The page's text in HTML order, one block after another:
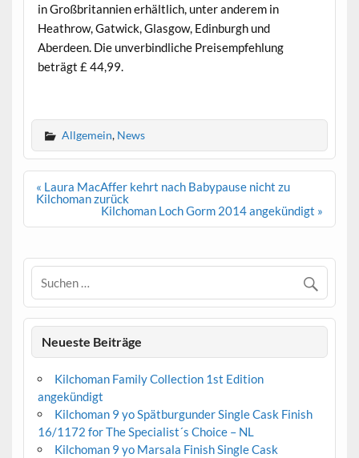
in Großbritannien erhältlich, unter anderem in
Heathrow, Gatwick, Glasgow, Edinburgh und
Aberdeen. Die unverbindliche Preisempfehlung
beträgt £ 44,99.
Allgemein, News
Beitrags-
Navigation
« Laura MacAffer kehrt nach Babypause nicht zu
Kilchoman zurück
Kilchoman Loch Gorm 2014 angekündigt »
Neueste Beiträge
Kilchoman Family Collection 1st Edition
angekündigt
Kilchoman 9 yo Spätburgunder Single Cask Finish
16/1172 for The Specialist´s Choice – NL
Kilchoman 9 yo Marsala Finish Single Cask